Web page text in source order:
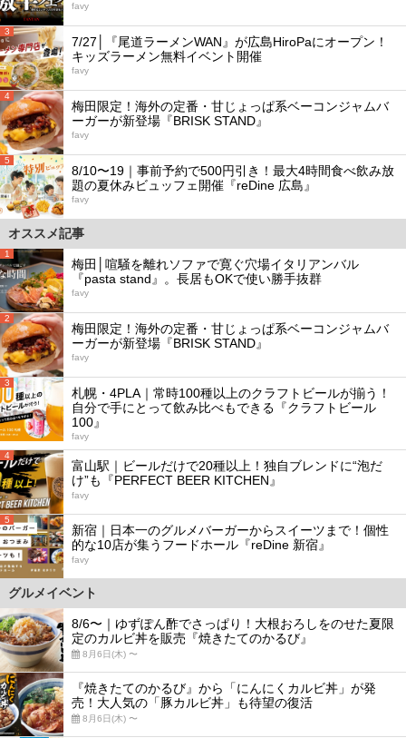
favy
3
7/27│『尾道ラーメンWAN』が広島HiroPaにオープン！
キッズラーメン無料イベント開催
favy
4
梅田限定！海外の定番・甘じょっぱ系ベーコンジャムバ
ーガーが新登場『BRISK STAND』
favy
5
8/10〜19｜事前予約で500円引き！最大4時間食べ飲み放
題の夏休みビュッフェ開催『reDine 広島』
favy
オススメ記事
1
梅田│喧騒を離れソファで寛ぐ穴場イタリアンバル
『pasta stand』。長居もOKで使い勝手抜群
favy
2
梅田限定！海外の定番・甘じょっぱ系ベーコンジャムバ
ーガーが新登場『BRISK STAND』
favy
3
札幌・4PLA｜常時100種以上のクラフトビールが揃う！
自分で手にとって飲み比べもできる『クラフトビール
100』
favy
4
富山駅｜ビールだけで20種以上！独自ブレンドに“泡だ
け”も『PERFECT BEER KITCHEN』
favy
5
新宿｜日本一のグルメバーガーからスイーツまで！個性
的な10店が集うフードホール『reDine 新宿』
favy
グルメイベント
8/6〜｜ゆずぽん酢でさっぱり！大根おろしをのせた夏限
定のカルビ丼を販売『焼きたてのかるび』
8月6日(木) 〜
『焼きたてのかるび』から「にんにくカルビ丼」が発
売！大人気の「豚カルビ丼」も待望の復活
8月6日(木) 〜